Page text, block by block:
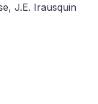
J.E. Irausquin